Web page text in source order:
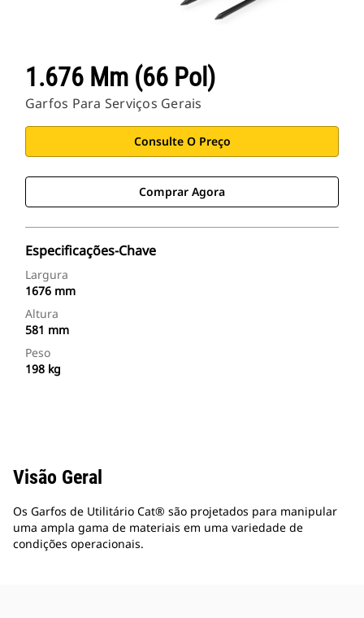
1.676 Mm (66 Pol)
Garfos Para Serviços Gerais
Consulte O Preço
Comprar Agora
Especificações-Chave
Largura
1676 mm
Altura
581 mm
Peso
198 kg
Visão Geral
Os Garfos de Utilitário Cat® são projetados para manipular
uma ampla gama de materiais em uma variedade de
condições operacionais.